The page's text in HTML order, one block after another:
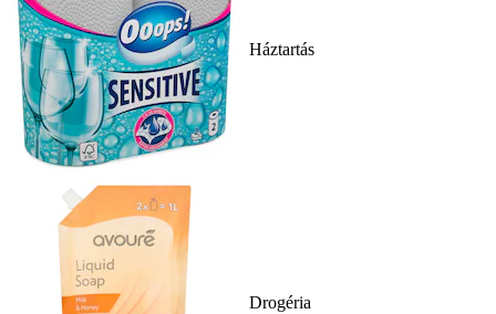
Háztartás
Drogéria